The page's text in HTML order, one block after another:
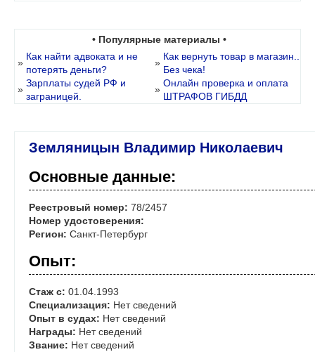
• Популярные материалы •
»
Как найти адвоката и не
потерять деньги?
»
Как вернуть товар в магазин..
Без чека!
»
Зарплаты судей РФ и
заграницей.
»
Онлайн проверка и оплата
ШТРАФОВ ГИБДД
Земляницын Владимир Николаевич
Основные данные:
Реестровый номер: 78/2457
Номер удостоверения:
Регион: Санкт-Петербург
Опыт:
Стаж с: 01.04.1993
Специализация: Нет сведений
Опыт в судах: Нет сведений
Награды: Нет сведений
Звание: Нет сведений